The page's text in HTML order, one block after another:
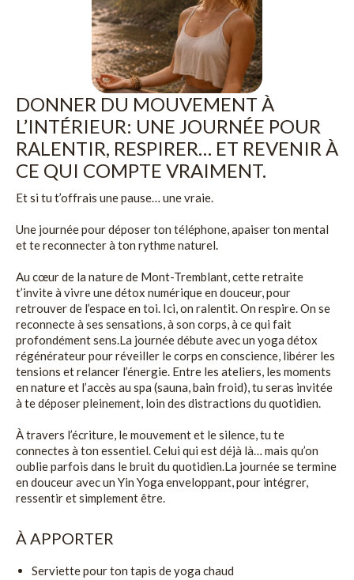
DONNER DU MOUVEMENT À
L’INTÉRIEUR: UNE JOURNÉE POUR
RALENTIR, RESPIRER… ET REVENIR À
CE QUI COMPTE VRAIMENT.
Et si tu t’offrais une pause… une vraie.
Une journée pour déposer ton téléphone, apaiser ton mental
et te reconnecter à ton rythme naturel.
Au cœur de la nature de Mont-Tremblant, cette retraite
t’invite à vivre une détox numérique en douceur, pour
retrouver de l’espace en toi. Ici, on ralentit. On respire. On se
reconnecte à ses sensations, à son corps, à ce qui fait
profondément sens.La journée débute avec un yoga détox
régénérateur pour réveiller le corps en conscience, libérer les
tensions et relancer l’énergie. Entre les ateliers, les moments
en nature et l’accès au spa (sauna, bain froid), tu seras invitée
à te déposer pleinement, loin des distractions du quotidien.
À travers l’écriture, le mouvement et le silence, tu te
connectes à ton essentiel. Celui qui est déjà là… mais qu’on
oublie parfois dans le bruit du quotidien.La journée se termine
en douceur avec un Yin Yoga enveloppant, pour intégrer,
ressentir et simplement être.
À APPORTER
Serviette pour ton tapis de yoga chaud